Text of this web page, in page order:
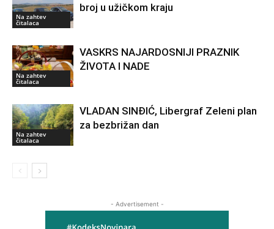
Na zahtev
čitalaca
broj u užičkom kraju
Na zahtev
čitalaca
VASKRS NAJARDOSNIJI PRAZNIK
ŽIVOTA I NADE
Na zahtev
čitalaca
VLADAN SINĐIĆ, Libergraf Zeleni plan
za bezbrižan dan
- Advertisement -